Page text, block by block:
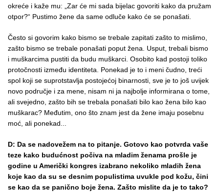
okreće i kaže mu: „Zar će mi sada bijelac govoriti kako da pružam
otpor?“ Pustimo žene da same odluče kako će se ponašati.
Često si govorim kako bismo se trebale zapitati zašto to mislimo,
zašto bismo se trebale ponašati poput žena. Usput, trebali bismo
i muškarcima pustiti da budu muškarci. Osobito kad postoji toliko
protočnosti između identiteta. Ponekad je to i meni čudno, treći
spol koji se suprotstavlja postojećoj binarnosti, sve je to još uvijek
novo područje i za mene, nisam ni ja najbolje informirana o tome,
ali svejedno, zašto bih se trebala ponašati bilo kao žena bilo kao
muškarac? Međutim, ono što znam jest da žene imaju posebnu
moć, ali ponekad...
D: Da se nadovežem na to pitanje. Gotovo kao potvrda vaše
teze kako budućnost počiva na mladim ženama prošle je
godine u Američki kongres izabrano nekoliko mladih žena
koje kao da su se desnim populistima uvukle pod kožu, čini
se kao da se panično boje žena. Zašto mislite da je to tako?